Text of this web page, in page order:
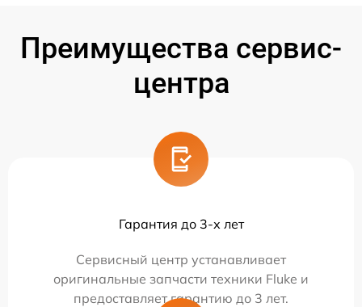
Преимущества сервис-
центра
Гарантия до 3-х лет
Сервисный центр устанавливает
оригинальные запчасти техники Fluke и
предоставляет гарантию до 3 лет.